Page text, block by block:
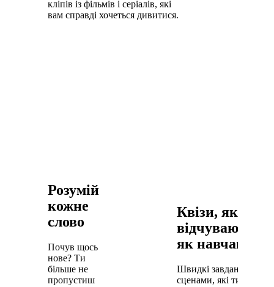
кліпів із фільмів і серіалів, які
вам справді хочеться дивитися.
Розумій
кожне
слово
Почув щось
нове? Ти
більше не
пропустиш
Квізи, які не
відчуваються
як навчання
Швидкі завдання за
сценами, які ти